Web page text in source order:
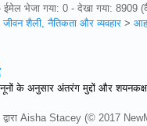
- ईमेल भेजा गया: 0 - देखा गया:
जीवन शैली, नैतिकता और व्यवहार >
के अनुसार अंतरंग मुद्दों और शयनकक्ष
द्वारा Aisha Stacey (© 2017